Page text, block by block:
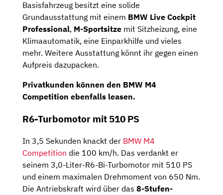
Basisfahrzeug besitzt eine solide
Grundausstattung mit einem BMW Live Cockpit
Professional, M-Sportsitze mit Sitzheizung, eine
Klimaautomatik, eine Einparkhilfe und vieles
mehr. Weitere Ausstattung könnt ihr gegen einen
Aufpreis dazupacken.
Privatkunden können den BMW M4
Competition ebenfalls leasen.
R6-Turbomotor mit 510 PS
In 3,5 Sekunden knackt der BMW M4
Competition die 100 km/h. Das verdankt er
seinem 3,0-Liter-R6-Bi-Turbomotor mit 510 PS
und einem maximalen Drehmoment von 650 Nm.
Die Antriebskraft wird über das 8-Stufen-